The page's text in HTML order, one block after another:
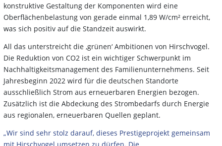
konstruktive Gestaltung der Komponenten wird eine
Oberflächenbelastung von gerade einmal 1,89 W/cm² erreicht,
was sich positiv auf die Standzeit auswirkt.
All das unterstreicht die ‚grünen‘ Ambitionen von Hirschvogel.
Die Reduktion von CO2 ist ein wichtiger Schwerpunkt im
Nachhaltigkeitsmanagement des Familienunternehmens. Seit
Jahresbeginn 2022 wird für die deutschen Standorte
ausschließlich Strom aus erneuerbaren Energien bezogen.
Zusätzlich ist die Abdeckung des Strombedarfs durch Energie
aus regionalen, erneuerbaren Quellen geplant.
„Wir sind sehr stolz darauf, dieses Prestigeprojekt gemeinsam